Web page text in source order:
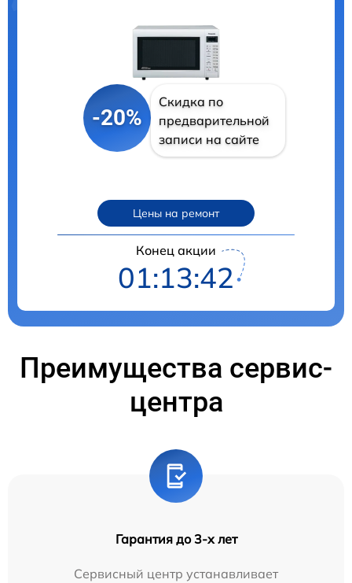
-20%
Скидка по
предварительной
записи на сайте
Цены на ремонт
Конец акции
01:13:41
Преимущества сервис-
центра
Гарантия до 3-х лет
Сервисный центр устанавливает